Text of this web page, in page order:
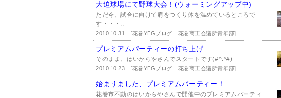
大迫球場にて野球大会！(ウォーミングアップ中)
ただ今、試合に向けて肩をつくり体を温めているところで
す・・・..
2010.10.31[花巻YEGブログ｜花巻商工会議所青年部]
プレミアムパーティーの打ち上げ
そのまま、はいからやさんでスタートです(#^.^#)
2010.10.23[花巻YEGブログ｜花巻商工会議所青年部]
始まりました、プレミアムパーティー！
花巻市不動のはいからやさんで開催中のプレミアムパーティ